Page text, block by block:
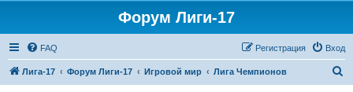
Форум Лиги-17
FAQ Вход
Регистрация
Лига-17 Форум Лиги-17 Игровой мир Лига Чемпионов